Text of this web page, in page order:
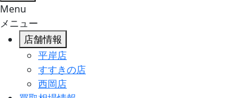
Menu
メニュー
店舗情報
平岸店
すすきの店
西岡店